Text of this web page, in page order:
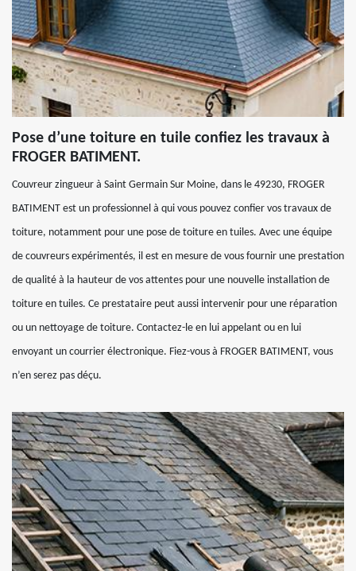
Pose d’une toiture en tuile confiez les travaux à
FROGER BATIMENT.
Couvreur zingueur à Saint Germain Sur Moine, dans le 49230, FROGER
BATIMENT est un professionnel à qui vous pouvez confier vos travaux de
toiture, notamment pour une pose de toiture en tuiles. Avec une équipe
de couvreurs expérimentés, il est en mesure de vous fournir une prestation
de qualité à la hauteur de vos attentes pour une nouvelle installation de
toiture en tuiles. Ce prestataire peut aussi intervenir pour une réparation
ou un nettoyage de toiture. Contactez-le en lui appelant ou en lui
envoyant un courrier électronique. Fiez-vous à FROGER BATIMENT, vous
n’en serez pas déçu.